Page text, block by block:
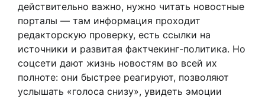
действительно важно, нужно читать новостные
порталы — там информация проходит
редакторскую проверку, есть ссылки на
источники и развитая фактчекинг-политика. Но
соцсети дают жизнь новостям во всей их
полноте: они быстрее реагируют, позволяют
услышать «голоса снизу», увидеть эмоции